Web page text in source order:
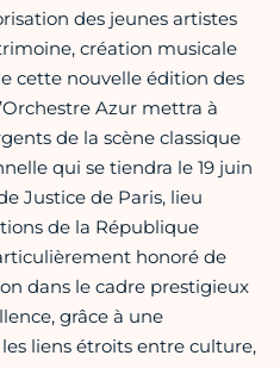
des jeunes artistes
création musicale
cette nouvelle édition des
Azur mettra à
de la scène classique
qui se tiendra le 19 juin
Justice de Paris, lieu
de la République
honoré de
dans le cadre prestigieux
grâce à une
liens étroits entre culture,